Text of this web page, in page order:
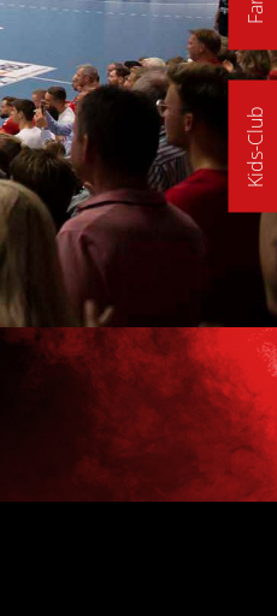
Kids-Club